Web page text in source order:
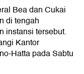
Bea dan Cukai
di tengah
instansi tersebut.
Kantor
Hatta pada Sabtu